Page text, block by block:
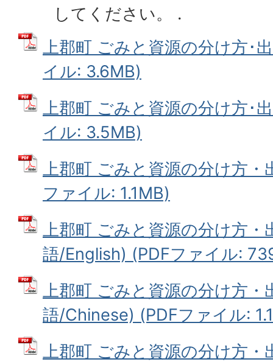
してください。 .
上郡町 ごみと資源の分け方･
イル: 3.6MB)
上郡町 ごみと資源の分け方･
イル: 3.5MB)
上郡町 ごみと資源の分け方・
ファイル: 1.1MB)
上郡町 ごみと資源の分け方・
語/English) (PDFファイル:
上郡町 ごみと資源の分け方・
語/Chinese) (PDFファイル:
上郡町 ごみと資源の分け方